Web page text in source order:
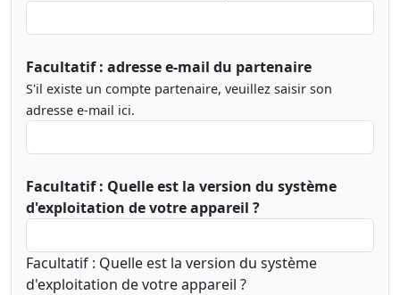
Facultatif : adresse e-mail du partenaire
S'il existe un compte partenaire, veuillez saisir son
adresse e-mail ici.
Facultatif : Quelle est la version du système
d'exploitation de votre appareil ?
Facultatif : Quelle est la version du système
d'exploitation de votre appareil ?